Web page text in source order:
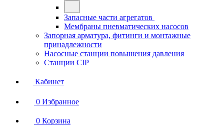
Запасные части агрегатов
Мембраны пневматических насосов
Запорная арматура, фитинги и монтажные
принадлежности
Насосные станции повышения давления
Станции CIP
Кабинет
0 Избранное
0 Корзина